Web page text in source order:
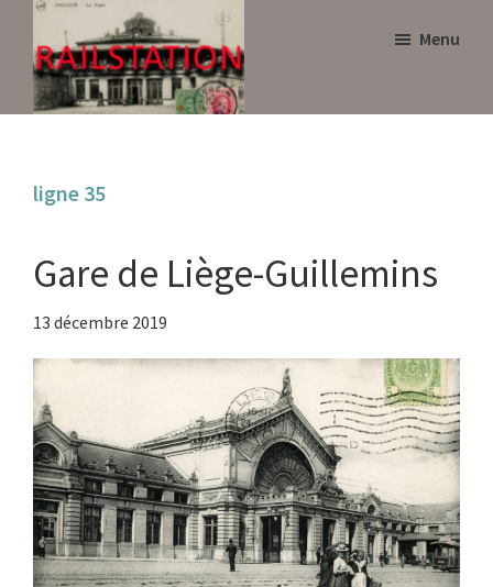
main
content
primary
sidebar
Menu
ligne 35
Gare de Liège-Guillemins
13 décembre 2019